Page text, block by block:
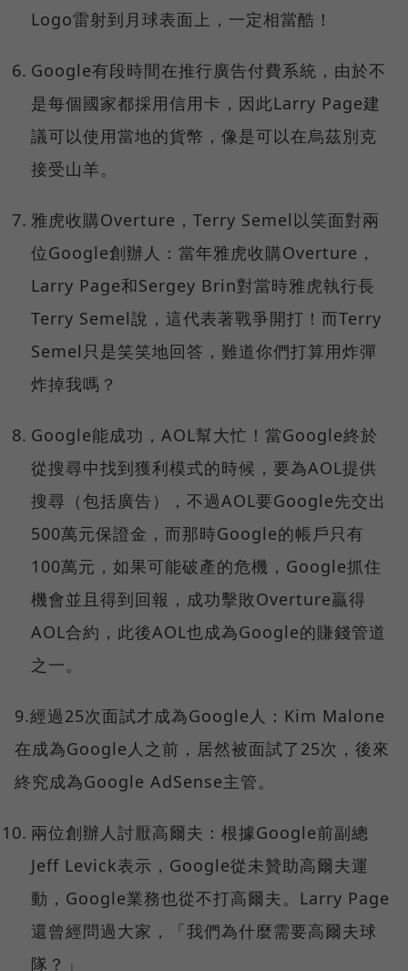
Logo雷射到月球表面上，一定相當酷！
Google有段時間在推行廣告付費系統，由於不
是每個國家都採用信用卡，因此Larry Page建
議可以使用當地的貨幣，像是可以在烏茲別克
接受山羊。
雅虎收購Overture，Terry Semel以笑面對兩
位Google創辦人：當年雅虎收購Overture，
Larry Page和Sergey Brin對當時雅虎執行長
Terry Semel說，這代表著戰爭開打！而Terry
Semel只是笑笑地回答，難道你們打算用炸彈
炸掉我嗎？
Google能成功，AOL幫大忙！當Google終於
從搜尋中找到獲利模式的時候，要為AOL提供
搜尋（包括廣告），不過AOL要Google先交出
500萬元保證金，而那時Google的帳戶只有
100萬元，如果可能破產的危機，Google抓住
機會並且得到回報，成功擊敗Overture贏得
AOL合約，此後AOL也成為Google的賺錢管道
之一。
9.經過25次面試才成為Google人：Kim Malone
在成為Google人之前，居然被面試了25次，後來
終究成為Google AdSense主管。
兩位創辦人討厭高爾夫：根據Google前副總
Jeff Levick表示，Google從未贊助高爾夫運
動，Google業務也從不打高爾夫。Larry Page
還曾經問過大家，「我們為什麼需要高爾夫球
隊？」